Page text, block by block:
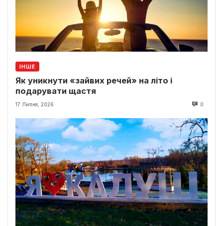
ІНШЕ
Як уникнути «зайвих речей» на літо і
подарувати щастя
17 Липня, 2026 0